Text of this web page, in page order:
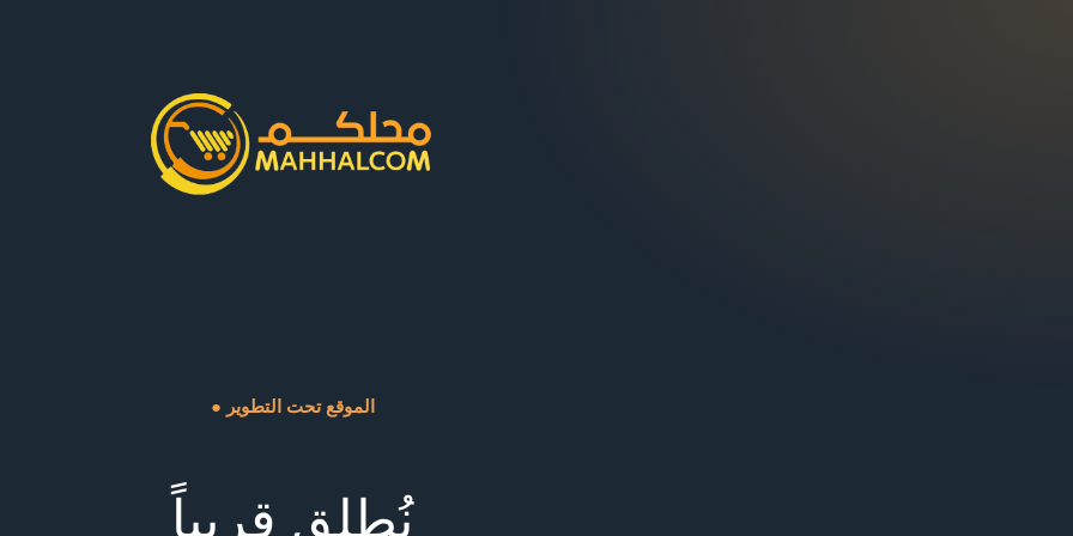
● الموقع تحت التطوير
نُطلق قريباً